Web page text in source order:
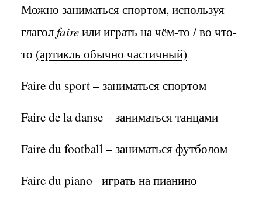
Можно заниматься спортом, используя
глаголfaireили играть на чём-то / во что-
то (артикль обычно частичный)
Faire du sport – заниматься спортом
Faire de la danse – заниматься танцами
Faire du football – заниматься футболом
Faire du piano– играть на пианино